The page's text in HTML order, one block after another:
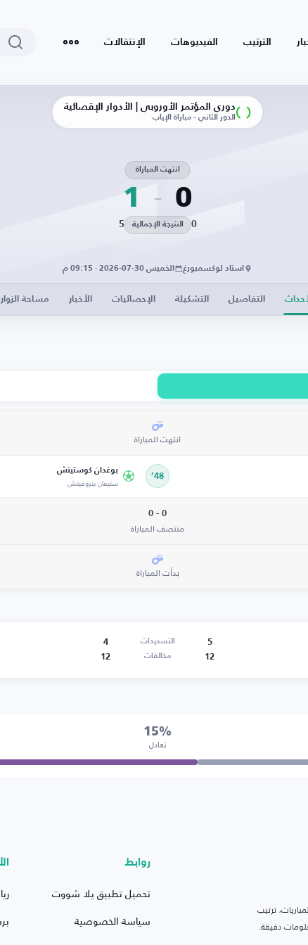
الترتيب الفيديوهات الإنتقالات
دوري المؤتمر الأوروبي | الأدوار الإقصائية
الدور الثاني - مباراة الإياب
0
انتهت المباراة
1
0 النتيجة الإجمالية 5
استاد لوكسمبورغ الخميس 30-07-2026 · 09:15 م
التفاصيل التشكيلة الإحصائيات الأخبار مساحة الزوار
انتهت المباراة
48’
بوغدان كوستيتش
ستيفان بتروفيتش
0 - 0
منتصف المباراة
بدأت المباراة
5 التسديدات
4
12
مخالفات 12
15%
تعادل
ترتيب
دقيقة.
روابط
تحميل تطبيق يلا شووت
سياسة الخصوصية